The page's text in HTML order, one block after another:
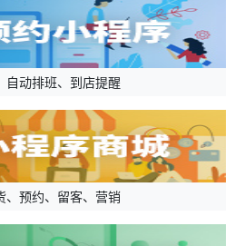
自动排班、到店提醒
、预约、留客、营销